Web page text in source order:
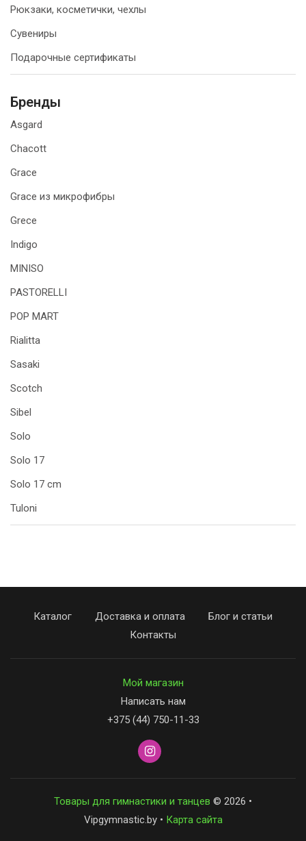
Рюкзаки, косметички, чехлы
Сувениры
Подарочные сертификаты
Бренды
Asgard
Chacott
Grace
Grace из микрофибры
Grece
Indigo
MINISO
PASTORELLI
POP MART
Rialitta
Sasaki
Scotch
Sibel
Solo
Solo 17
Solo 17 cm
Tuloni
Каталог Доставка и оплата
Блог и статьи
Контакты
Мой магазин
Написать нам
+375 (44) 750-11-33
Товары для гимнастики и танцев © 2026 •
Vipgymnastic.by • Карта сайта